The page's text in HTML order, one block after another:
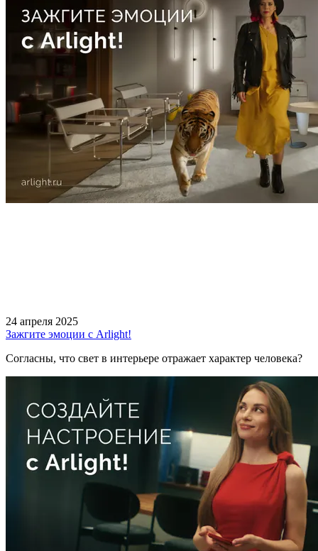
24 апреля 2025
Зажгите эмоции с Arlight!
Согласны, что свет в интерьере отражает характер человека?